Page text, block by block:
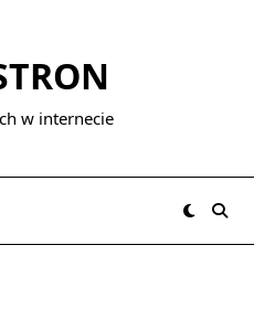
w internecie